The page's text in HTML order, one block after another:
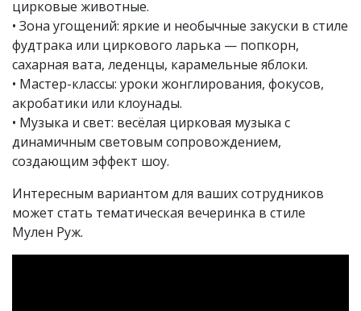
цирковые животные.
• Зона угощений: яркие и необычные закуски в стиле
фудтрака или циркового ларька — попкорн,
сахарная вата, леденцы, карамельные яблоки.
• Мастер-классы: уроки жонглирования, фокусов,
акробатики или клоунады.
• Музыка и свет: весёлая цирковая музыка с
динамичным световым сопровождением,
создающим эффект шоу.
Интересным вариантом для ваших сотрудников
может стать тематическая вечеринка в стиле
Мулен Руж.